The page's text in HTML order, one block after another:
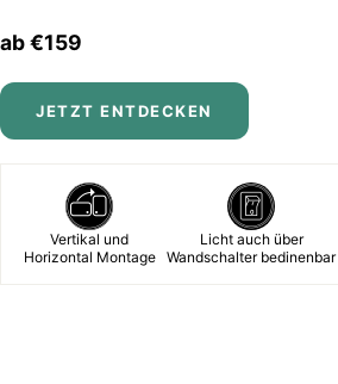
ab €159
JETZT ENTDECKEN
Vertikal und
Horizontal Montage
Licht auch über
Wandschalter bedinenbar